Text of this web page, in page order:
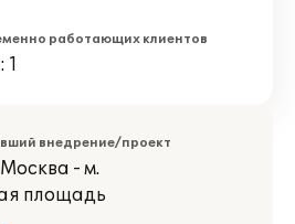
работающих клиентов
1
внедрение/проект
- м.
площадь